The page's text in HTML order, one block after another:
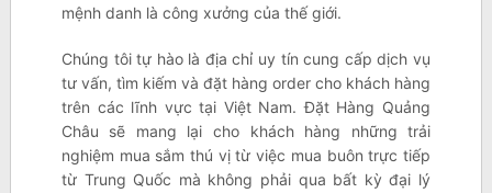
mệnh danh là công xưởng của thế giới.
Chúng tôi tự hào là địa chỉ uy tín cung cấp dịch vụ
tư vấn, tìm kiếm và đặt hàng order cho khách hàng
trên các lĩnh vực tại Việt Nam. Đặt Hàng Quảng
Châu sẽ mang lại cho khách hàng những trải
nghiệm mua sắm thú vị từ việc mua buôn trực tiếp
từ Trung Quốc mà không phải qua bất kỳ đại lý